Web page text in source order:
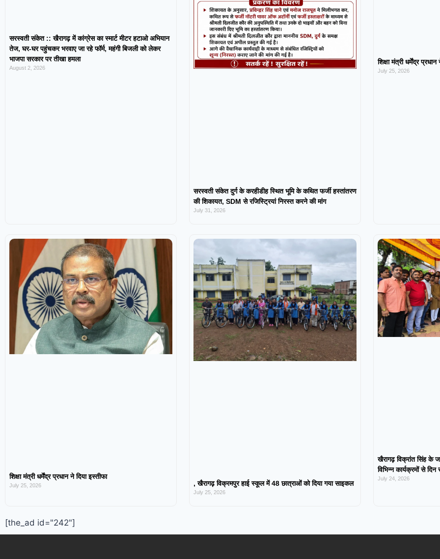
सरस्वती संकेत :: खैरागढ़ में कांग्रेस का स्मार्ट मीटर हटाओ अभियान
तेज, घर-घर पहुंचकर भरवाए जा रहे फॉर्म, महंगी बिजली को लेकर
भाजपा सरकार पर तीखा हमला
August 2, 2026
सरस्वती संकेत दुर्ग के करहीडीह स्थित भूमि के कथित फर्जी हस्तांतरण
की शिकायत, SDM से रजिस्ट्रियां निरस्त करने की मांग
July 31, 2026
शिक्षा मंत्री धर्मेंद्र
July 25, 2026
शिक्षा मंत्री धर्मेंद्र प्रधान ने दिया इस्तीफा
July 25, 2026 , खैरागढ़ विक्रमपुर हाई स्कूल में 48 छात्राओं को दिया गया साइकल
July 25, 2026
खैरागढ़ विक्रांत सिंह के
विभिन्न कार्यक्रमों से दिन
July 24, 2026
[the_ad id="242"]